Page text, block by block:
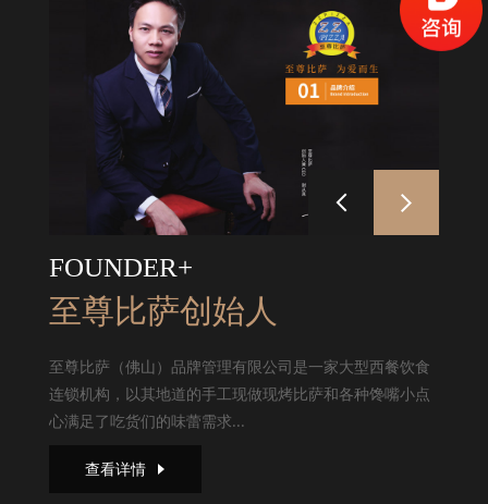
FOUNDER+
至尊比萨创始人
至尊比萨（佛山）品牌管理有限公司是一家大型西餐饮食
连锁机构，以其地道的手工现做现烤比萨和各种馋嘴小点
心满足了吃货们的味蕾需求...
查看详情